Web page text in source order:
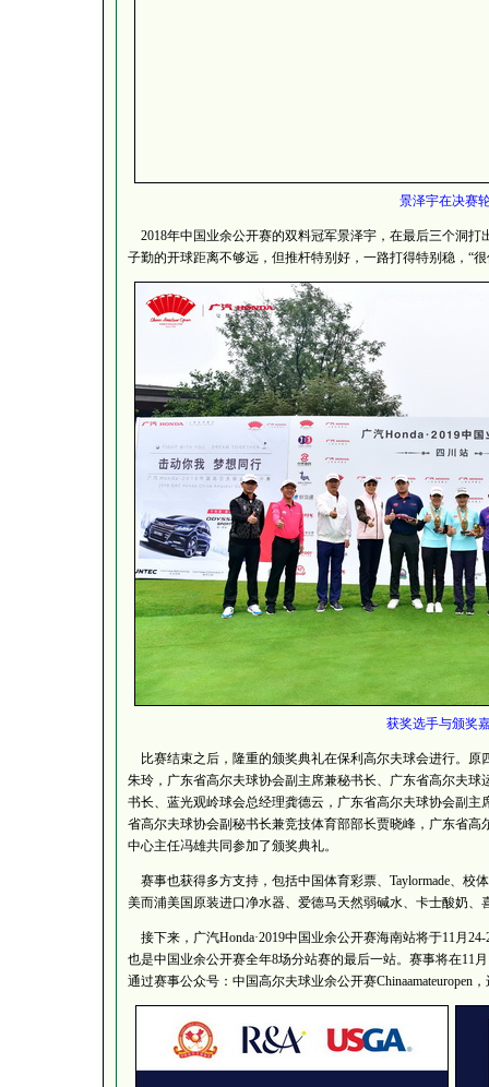
景泽宇在决赛
2018年中国业余公开赛的双料冠军景泽宇，在最后三个洞打
子勤的开球距离不够远，但推杆特别好，一路打得特别稳，“很
获奖选手与颁奖
比赛结束之后，隆重的颁奖典礼在保利高尔夫球会进行。原
朱玲，广东省高尔夫球协会副主席兼秘书长、广东省高尔夫
书长、蓝光观岭球会总经理龚德云，广东省高尔夫球协会副
省高尔夫球协会副秘书长兼竞技体育部部长贾晓峰，广东省
中心主任冯雄共同参加了颁奖典礼。
赛事也获得多方支持，包括中国体育彩票、Taylormade、校
美而浦美国原装进口净水器、爱德马天然弱碱水、卡士酸奶、
接下来，广汽Honda·2019中国业余公开赛海南站将于11月
也是中国业余公开赛全年8场分站赛的最后一站。赛事将在11
通过赛事公众号：中国高尔夫球业余公开赛Chinaamateuropen